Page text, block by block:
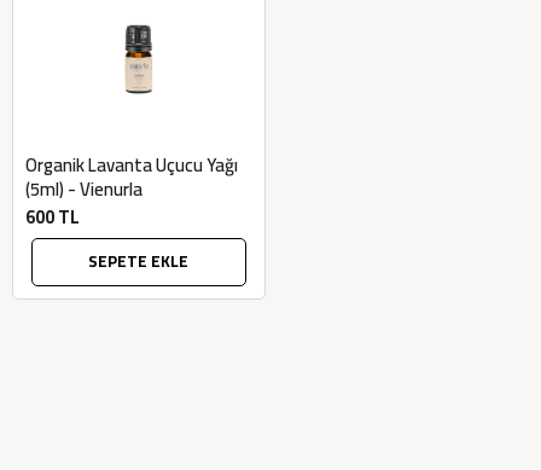
Organik Lavanta Uçucu Yağı
(5ml) - Vienurla
600 TL
SEPETE EKLE